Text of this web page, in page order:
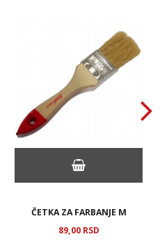
ČETKA ZA FARBANJE M
89,00 RSD